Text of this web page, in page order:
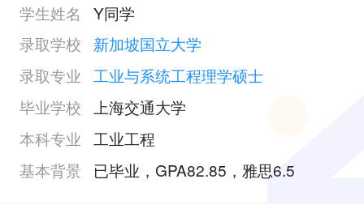
学生姓名
Y同学
录取学校
新加坡国立大学
录取专业
工业与系统工程理学硕士
毕业学校
上海交通大学
本科专业
工业工程
基本背景
已毕业，GPA82.85，雅思6.5